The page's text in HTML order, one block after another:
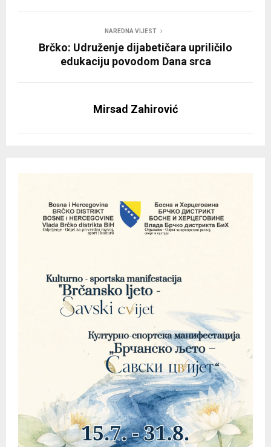
NAREDNA VIJEST
Brčko: Udruženje dijabetičara upriličilo
edukaciju povodom Dana srca
Mirsad Zahirović